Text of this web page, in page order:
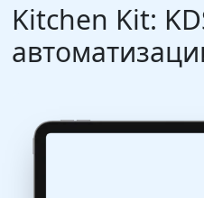
Kitchen Kit: